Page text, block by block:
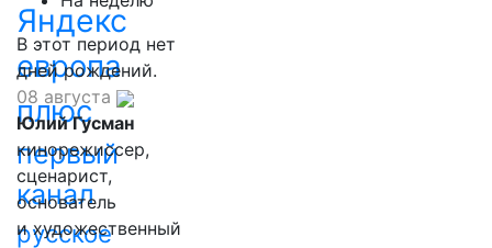
Яндекс
европа
плюс
первый
канал
русское
В этот период нет
дней рождений.
08 августа
Юлий Гусман
кинорежиссер,
сценарист,
основатель
и художественный